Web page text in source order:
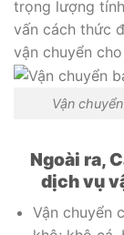
trọng lượng
vấn cách thức
vận chuyển
Vận
Ngoài ra,
dịch vụ
Vận chuyển